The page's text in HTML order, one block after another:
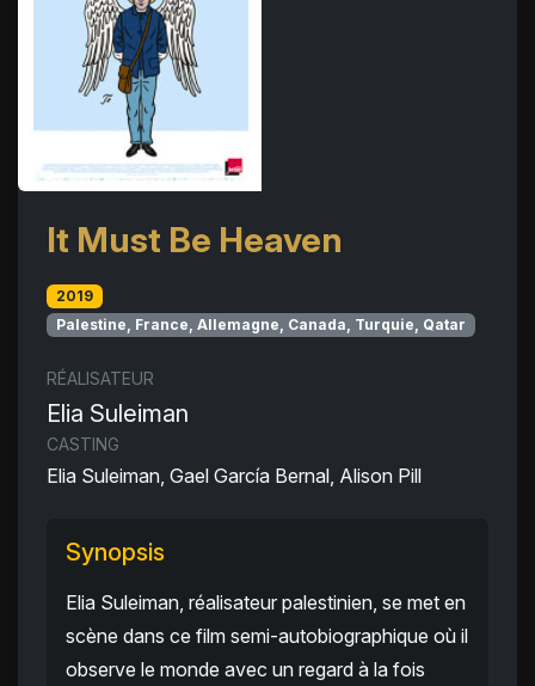
It Must Be Heaven
2019
Palestine, France, Allemagne, Canada, Turquie, Qatar
RÉALISATEUR
Elia Suleiman
CASTING
Elia Suleiman, Gael García Bernal, Alison Pill
Synopsis
Elia Suleiman, réalisateur palestinien, se met en
scène dans ce film semi-autobiographique où il
observe le monde avec un regard à la fois